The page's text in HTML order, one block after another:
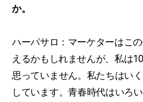
か。
ハーパサロ：マーケターはこ
えるかもしれませんが、私は
思っていません。私たちはい
しています。青春時代はいろ